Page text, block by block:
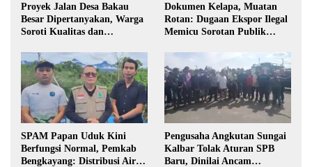
Proyek Jalan Desa Bakau
Besar Dipertanyakan, Warga
Soroti Kualitas dan
Pembangunan
Dokumen Kelapa, Muatan
Rotan: Dugaan Ekspor Ilegal
Memicu Sorotan Publik
SPAM Papan Uduk Kini
Berfungsi Normal, Pemkab
Bengkayang: Distribusi Air
Pengusaha Angkutan Sungai
Kalbar Tolak Aturan SPB
Baru, Dinilai Ancam